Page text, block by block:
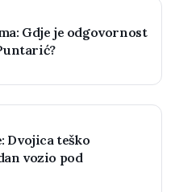
Gdje je odgovornost
Dvojica teško
vozio pod